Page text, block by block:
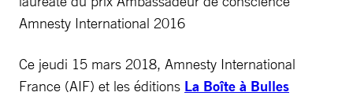
Amnesty International 2016
Ce jeudi 15 mars 2018, Amnesty International
France (AIF) et les éditions La Boîte à Bulles